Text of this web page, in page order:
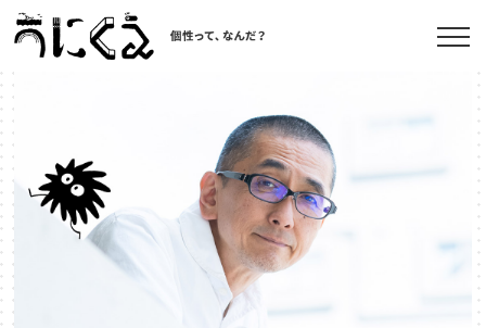
記事一覧
うにくえ とは？
お問い合わせ